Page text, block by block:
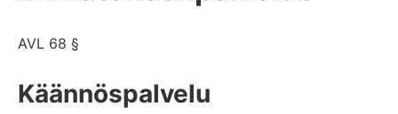
AVL 68 §
Käännöspalvelu